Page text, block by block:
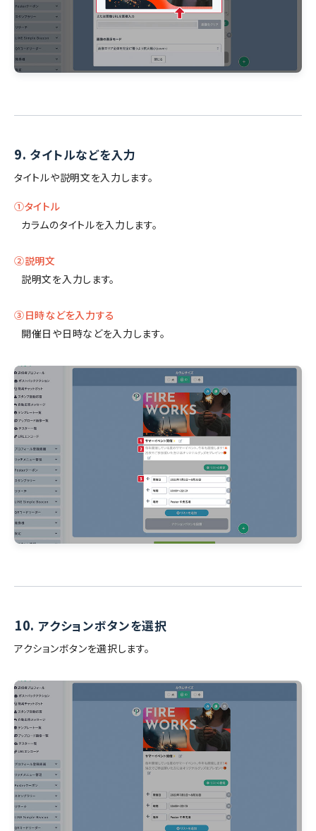
9. タイトルなどを入力
タイトルや説明文を入力します。
①タイトル
カラムのタイトルを入力します。
②説明文
説明文を入力します。
③日時などを入力する
開催日や日時などを入力します。
10. アクションボタンを選択
アクションボタンを選択します。